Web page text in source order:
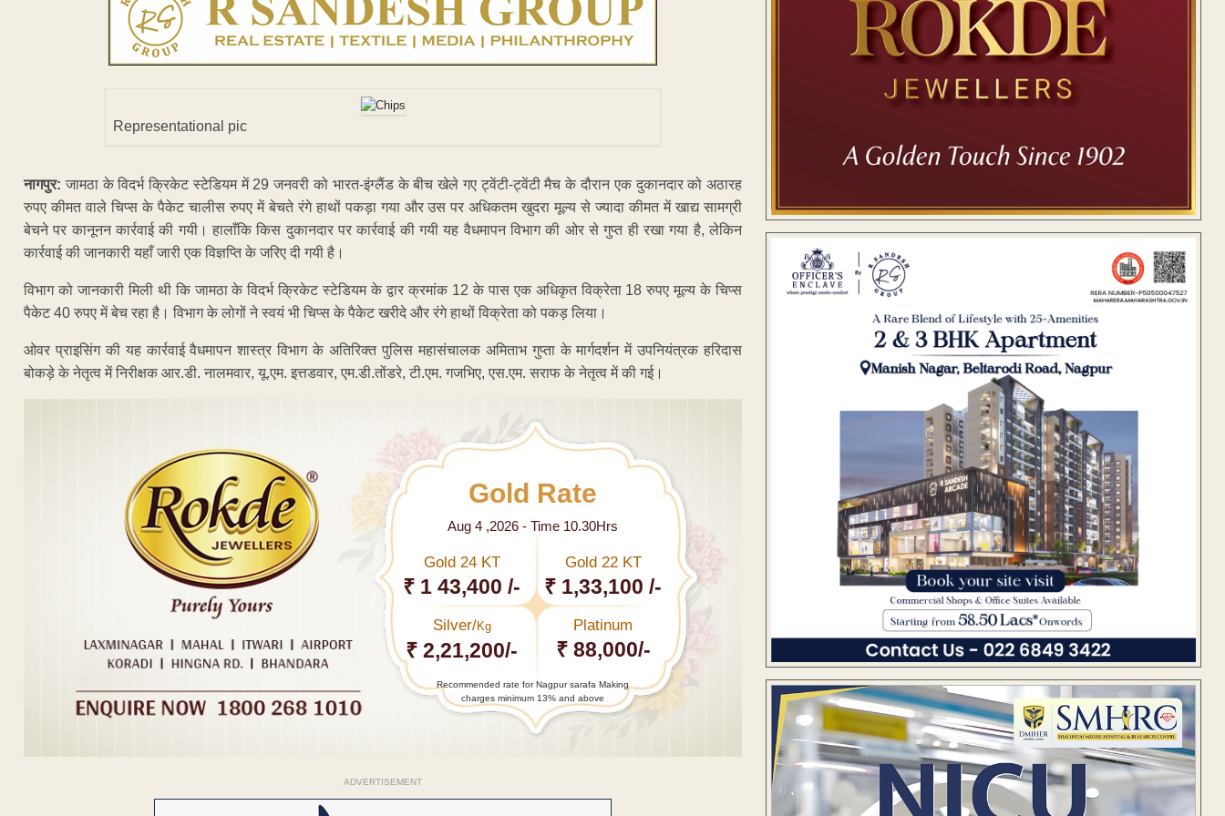
Representational pic
नागपुर: जामठा के विदर्भ क्रिकेट स्टेडियम में 29 जनवरी को भारत-इंग्लैंड के बीच खेले गए ट्वेंटी-ट्वेंटी मैच के दौरान एक दुकानदार को अठारह
रुपए कीमत वाले चिप्स के पैकेट चालीस रुपए में बेचते रंगे हाथों पकड़ा गया और उस पर अधिकतम खुदरा मूल्य से ज्यादा कीमत में खाद्य सामग्री
बेचने पर कानूनन कार्रवाई की गयी। हालाँकि किस दुकानदार पर कार्रवाई की गयी यह वैधमापन विभाग की ओर से गुप्त ही रखा गया है, लेकिन
कार्रवाई की जानकारी यहाँ जारी एक विज्ञप्ति के जरिए दी गयी है।
विभाग को जानकारी मिली थी कि जामठा के विदर्भ क्रिकेट स्टेडियम के द्वार क्रमांक 12 के पास एक अधिकृत विक्रेता 18 रुपए मूल्य के चिप्स
पैकेट 40 रुपए में बेच रहा है। विभाग के लोगों ने स्वयं भी चिप्स के पैकेट खरीदे और रंगे हाथों विक्रेता को पकड़ लिया।
ओवर प्राइसिंग की यह कार्रवाई वैधमापन शास्त्र विभाग के अतिरिक्त पुलिस महासंचालक अमिताभ गुप्ता के मार्गदर्शन में उपनियंत्रक हरिदास
बोकड़े के नेतृत्व में निरीक्षक आर.डी. नालमवार, यू.एम. इत्तडवार, एम.डी.तोंडरे, टी.एम. गजभिए, एस.एम. सराफ के नेतृत्व में की गई।
Gold Rate
Aug 4 ,2026 - Time 10.30Hrs
Gold 24 KT
₹ 1 43,400 /-
Gold 22 KT
₹ 1,33,100 /-
Silver/Kg
₹ 2,21,200/-
Platinum
₹ 88,000/-
Recommended rate for Nagpur sarafa Making
charges minimum 13% and above
ADVERTISEMENT